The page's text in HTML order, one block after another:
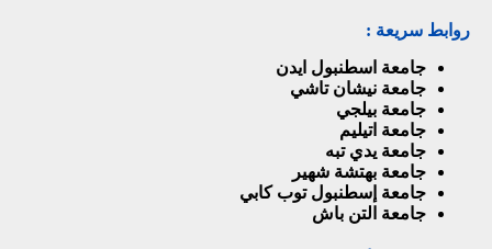
روابط سريعة :
جامعة اسطنبول ايدن
جامعة نيشان تاشي
جامعة بيلجي
جامعة اتيليم
جامعة يدي تبه
جامعة بهتشة شهير
جامعة إسطنبول توب كابي
جامعة التن باش